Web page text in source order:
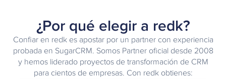
¿Por qué elegir a redk?
Confiar en redk es apostar por un partner con experiencia
probada en SugarCRM. Somos Partner oficial desde 2008
y hemos liderado proyectos de transformación de CRM
para cientos de empresas. Con redk obtienes: